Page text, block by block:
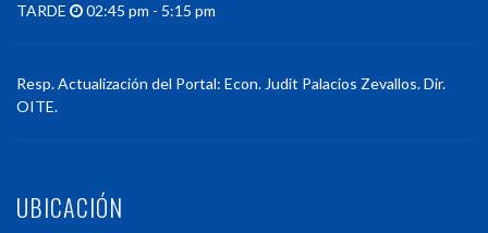
TARDE
02:45 pm - 5:15 pm
Resp. Actualización del Portal: Econ. Judit Palacios Zevallos. Dir.
OITE.
UBICACIÓN